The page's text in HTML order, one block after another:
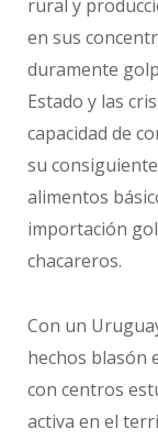
rural y
en sus
duramente
Estado y las
capacidad de
su
alimentos
importación
chacareros.
Con un
hechos blasón
con centros
activa en el